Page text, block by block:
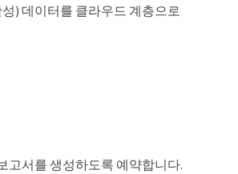
) 데이터를 클라우드 계층으로
고서를 생성하도록 예약합니다.